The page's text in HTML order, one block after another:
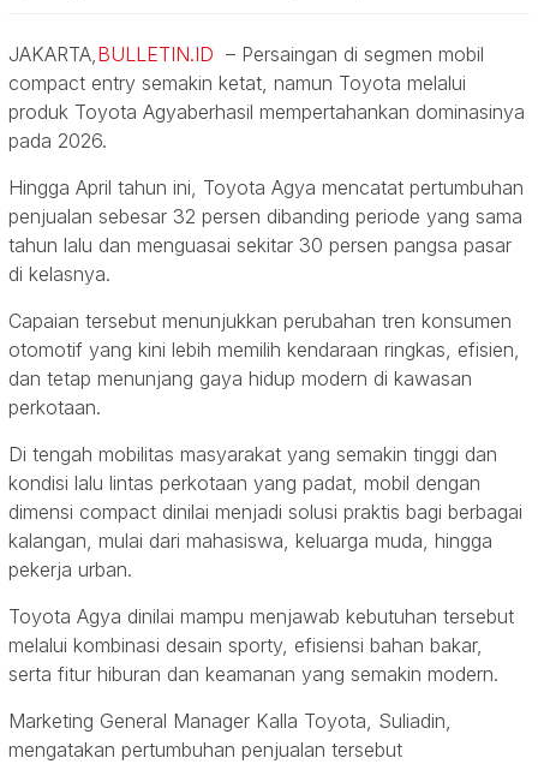
JAKARTA, BULLETIN.ID – Persaingan di segmen mobil
compact entry semakin ketat, namun Toyota melalui
produk Toyota Agyaberhasil mempertahankan dominasinya
pada 2026.
Hingga April tahun ini, Toyota Agya mencatat pertumbuhan
penjualan sebesar 32 persen dibanding periode yang sama
tahun lalu dan menguasai sekitar 30 persen pangsa pasar
di kelasnya.
Capaian tersebut menunjukkan perubahan tren konsumen
otomotif yang kini lebih memilih kendaraan ringkas, efisien,
dan tetap menunjang gaya hidup modern di kawasan
perkotaan.
Di tengah mobilitas masyarakat yang semakin tinggi dan
kondisi lalu lintas perkotaan yang padat, mobil dengan
dimensi compact dinilai menjadi solusi praktis bagi berbagai
kalangan, mulai dari mahasiswa, keluarga muda, hingga
pekerja urban.
Toyota Agya dinilai mampu menjawab kebutuhan tersebut
melalui kombinasi desain sporty, efisiensi bahan bakar,
serta fitur hiburan dan keamanan yang semakin modern.
Marketing General Manager Kalla Toyota, Suliadin,
mengatakan pertumbuhan penjualan tersebut